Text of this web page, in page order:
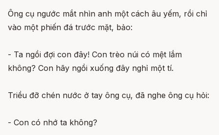
Ông cụ ngước mắt nhìn anh một cách âu yếm, rồi chỉ
vào một phiến đá trước mặt, bảo:
- Ta ngồi đợi con đây! Con trèo núi có mệt lắm
không? Con hãy ngồi xuống đây nghỉ một tí.
Triều đỡ chén nước ở tay ông cụ, đã nghe ông cụ hỏi:
- Con có nhớ ta không?